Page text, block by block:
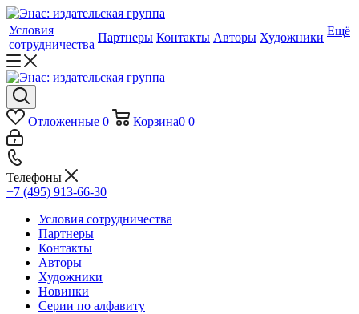
Условия
сотрудничества
Партнеры Контакты Авторы Художники Ещё
Отложенные 0 Корзина0 0
Телефоны
+7 (495) 913-66-30
Условия сотрудничества
Партнеры
Контакты
Авторы
Художники
Новинки
Серии по алфавиту